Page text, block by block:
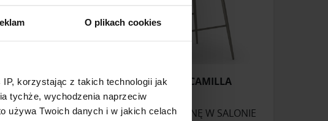
O plikach cookies
korzystając z takich technologii jak
tychże, wychodzenia naprzeciw
używa Twoich danych i w jakich celach
TULIP
W SALONIE
HOKER CAMILLA
ZAPYTAJ O CENĘ W SALONIE